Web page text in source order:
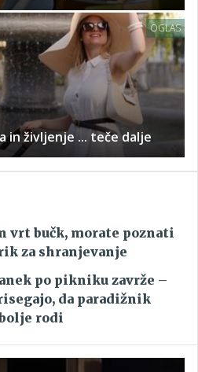
OGLAS
in življenje ... teče dalje
vrt bučk, morate poznati
za shranjevanje
po pikniku zavrže –
da paradižnik
rodi